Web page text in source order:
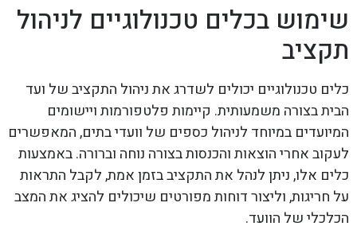
שימוש בכלים טכנולוגיים לניהול
תקציב
כלים טכנולוגיים יכולים לשדרג את ניהול התקציב של ועד
הבית בצורה משמעותית. קיימות פלטפורמות ויישומים
המיועדים במיוחד לניהול כספים של וועדי בתים, המאפשרים
לעקוב אחרי הוצאות והכנסות בצורה נוחה וברורה. באמצעות
כלים אלו, ניתן לנהל את התקציב בזמן אמת, לקבל התראות
על חריגות, וליצור דוחות מפורטים שיכולים להציג את המצב
הכלכלי של הוועד.